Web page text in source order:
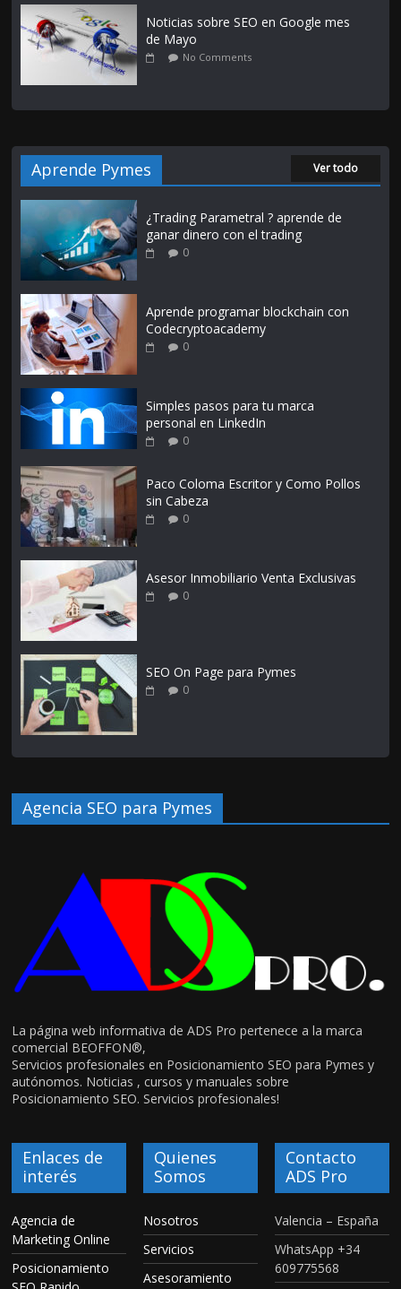
Noticias sobre SEO en Google mes
de Mayo
No Comments
Aprende Pymes Ver todo
¿Trading Parametral ? aprende de
ganar dinero con el trading
0
Aprende programar blockchain con
Codecryptoacademy
0
Simples pasos para tu marca
personal en LinkedIn
0
Paco Coloma Escritor y Como Pollos
sin Cabeza
0
Asesor Inmobiliario Venta Exclusivas
0
SEO On Page para Pymes
0
Agencia SEO para Pymes
La página web informativa de ADS Pro pertenece a la marca
comercial BEOFFON®,
Servicios profesionales en Posicionamiento SEO para Pymes y
autónomos. Noticias , cursos y manuales sobre
Posicionamiento SEO. Servicios profesionales!
Enlaces de
interés
Agencia de
Marketing Online
Posicionamiento
Quienes
Somos
Nosotros
Servicios
Asesoramiento
Contacto
ADS Pro
Valencia – España
WhatsApp +34
609775568